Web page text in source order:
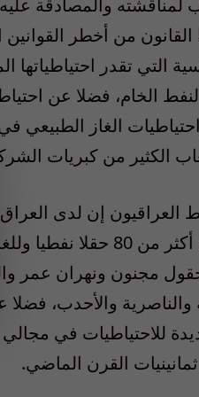
القانون من أخطر
الغاز الطبيعي
الكثير من كبريات
شمال البلاد، الآن
مجنون ونهران عمر
والناصرية والأحدب،
للاحتياطيات في
القرن الماضي.